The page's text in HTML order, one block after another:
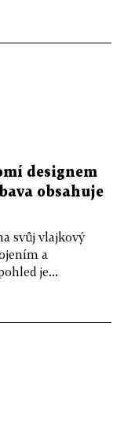
designem
obsahuje
svůj vlajkový
a
je...